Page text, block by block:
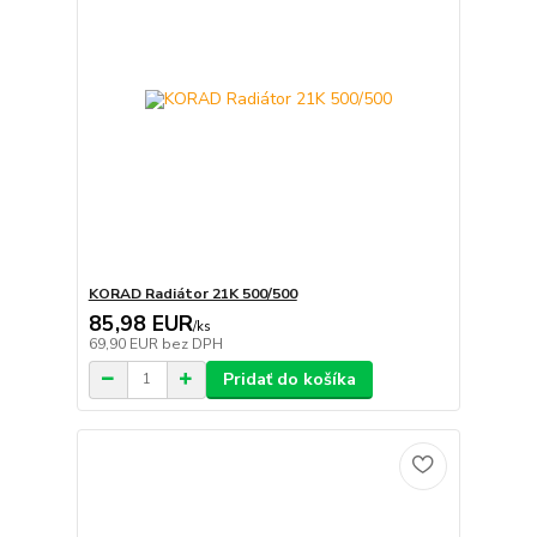
KORAD Radiátor 21K 500/500
85,98 EUR/ks
69,90 EUR bez DPH
Pridať do košíka